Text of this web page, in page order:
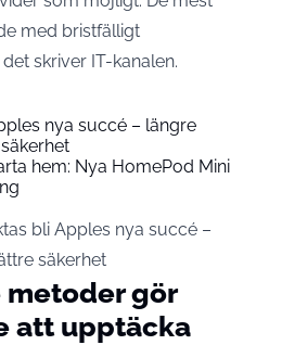
med bristfälligt
skriver IT-kanalen.
nya succé – längre
hem: Nya HomePod Mini
bli Apples nya succé –
säkerhet
gör
att upptäcka